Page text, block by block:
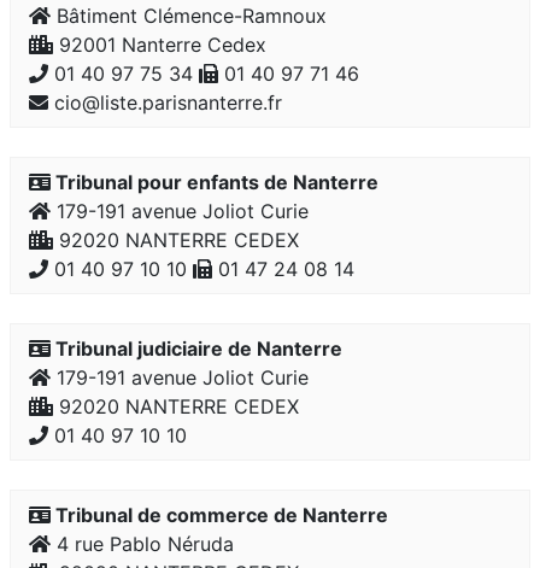
Bâtiment Clémence-Ramnoux
92001 Nanterre Cedex
01 40 97 75 34
01 40 97 71 46
cio@liste.parisnanterre.fr
Tribunal pour enfants de Nanterre
179-191 avenue Joliot Curie
92020 NANTERRE CEDEX
01 40 97 10 10
01 47 24 08 14
Tribunal judiciaire de Nanterre
179-191 avenue Joliot Curie
92020 NANTERRE CEDEX
01 40 97 10 10
Tribunal de commerce de Nanterre
4 rue Pablo Néruda